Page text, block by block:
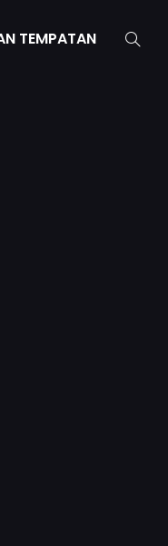
TEMPATAN